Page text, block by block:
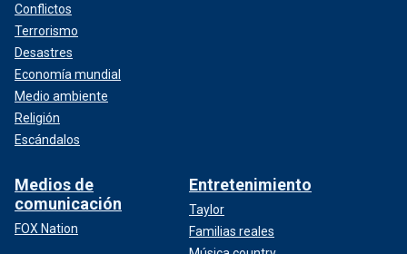
Conflictos
Terrorismo
Desastres
Economía mundial
Medio ambiente
Religión
Escándalos
Medios de
comunicación
FOX Nation
Entretenimiento
Taylor
Familias reales